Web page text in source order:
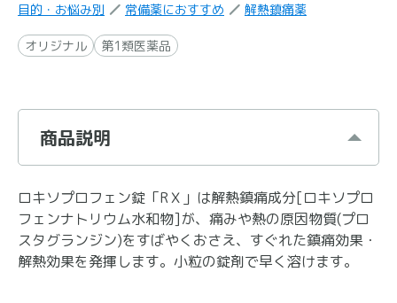
目的・お悩み別
常備薬におすすめ 解熱鎮痛薬
オリジナル 第1類医薬品
商品説明
ロキソプロフェン錠「RＸ」は解熱鎮痛成分[ロキソプロ
フェンナトリウム水和物]が、痛みや熱の原因物質(プロ
スタグランジン)をすばやくおさえ、すぐれた鎮痛効果・
解熱効果を発揮します。小粒の錠剤で早く溶けます。